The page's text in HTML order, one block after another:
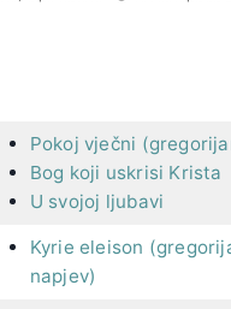
Pokoj vječni
Bog koji uskrisi Krista
U svojoj ljubavi
Kyrie eleison
napjev)